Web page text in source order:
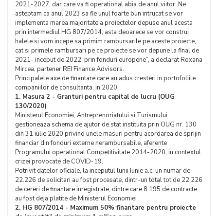
2021-2027, dar care va fi operational abia de anul viitor. Ne
asteptam ca anul 2023 sa fie unul foarte bun intrucat se vor
implementa marea majoritate a proiectelor depuse anul acesta
prin intermediul HG 807/2014, asta deoarece se vor construi
halele si vom incepe sa primim rambursarile pe aceste proiecte,
cat si primele rambursari pe ce proiecte se vor depune la final de
2021- inceput de 2022, prin fonduri europene”, a declarat Roxana
Mircea, partener REI Finance Advisors.
Principalele axe de finantare care au adus cresteri in portofoliile
companiilor de consultanta, in 2020
1. Masura 2 - Granturi pentru capital de lucru (OUG
130/2020)
Ministerul Economiei, Antreprenoriatului si Turismului
gestioneaza schema de ajutor de stat instituita prin OUG nr. 130
din 31 iulie 2020 privind unele masuri pentru acordarea de sprijin
financiar din fonduri externe nerambursabile, aferente
Programului operational Competitivitate 2014-2020, in contextul
crizei provocate de COVID-19.
Potrivit datelor oficiale, la inceputul lunii Iunie a.c. un numar de
22.226 de solicitari au fost procesate, dintr-un total tot de 22.226
de cereri de finantare inregistrate, dintre care 8.195 de contracte
au fost deja platite de Ministerul Economiei .
2. HG 807/2014 - Maximum 50% finantare pentru proiecte